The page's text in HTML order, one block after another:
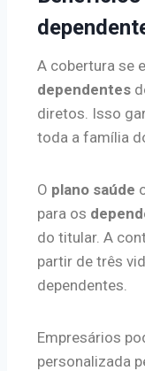
A cobertura se
dependentes
diretos. Isso
toda a família
O plano saúde
para os
do titular. A
partir de três
dependentes.
Empresários
personalizada